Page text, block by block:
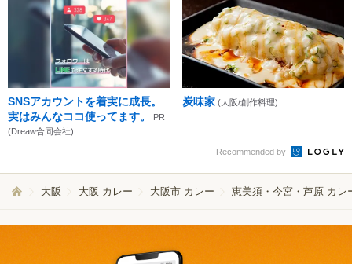
SNSアカウントを着実に成長。
実はみんなココ使ってます。
PR
(Dreaw合同会社)
炭味家 (大阪/創作料理)
Recommended by
大阪 大阪 カレー 大阪市 カレー 恵美須・今宮・芦原 カレ